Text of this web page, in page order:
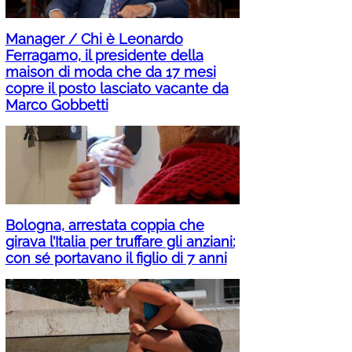
Manager / Chi è Leonardo
Ferragamo, il presidente della
maison di moda che da 17 mesi
copre il posto lasciato vacante da
Marco Gobbetti
Bologna, arrestata coppia che
girava l’Italia per truffare gli anziani:
con sé portavano il figlio di 7 anni